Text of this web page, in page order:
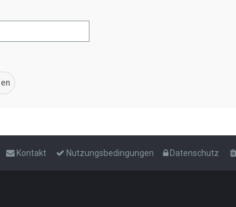
Datenschutz
Nutzungsbedingungen
Kontakt